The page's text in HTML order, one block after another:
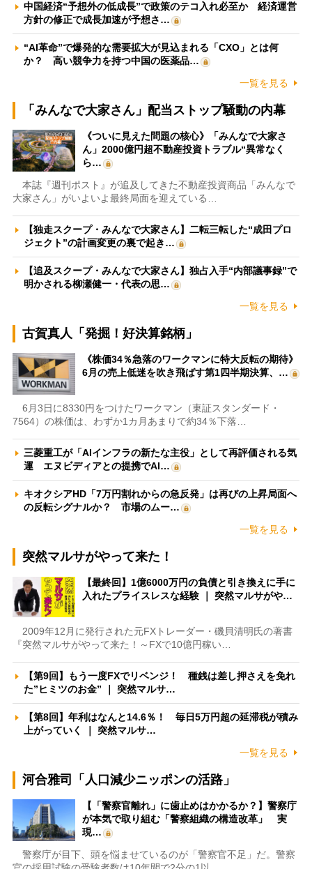
中国経済“予想外の低成長”で政策のテコ入れ必至か 経済運営
方針の修正で成長加速が予想さ…
“AI革命”で爆発的な需要拡大が見込まれる「CXO」とは何
か？ 高い競争力を持つ中国の医薬品…
一覧を見る
「みんなで大家さん」配当ストップ騒動の内幕
《ついに見えた問題の核心》「みんなで大家さ
ん」2000億円超不動産投資トラブル“異常なく
ら…
本誌『週刊ポスト』が追及してきた不動産投資商品「みんなで
大家さん」がいよいよ最終局面を迎えている…
【独走スクープ・みんなで大家さん】二転三転した“成田プロ
ジェクト”の計画変更の裏で起き…
【追及スクープ・みんなで大家さん】独占入手“内部議事録”で
明かされる柳瀬健一・代表の思…
一覧を見る
古賀真人「発掘！好決算銘柄」
《株価34％急落のワークマンに特大反転の期待》
6月の売上低迷を吹き飛ばす第1四半期決算、…
6月3日に8330円をつけたワークマン（東証スタンダード・
7564）の株価は、わずか1カ月あまりで約34％下落…
三菱重工が「AIインフラの新たな主役」として再評価される気
運 エヌビディアとの提携でAI…
キオクシアHD「7万円割れからの急反発」は再びの上昇局面へ
の反転シグナルか？ 市場のムー…
一覧を見る
突然マルサがやって来た！
【最終回】1億6000万円の負債と引き換えに手に
入れたプライスレスな経験 ｜ 突然マルサがや…
2009年12月に発行された元FXトレーダー・磯貝清明氏の著書
『突然マルサがやって来た！～FXで10億円稼い…
【第9回】もう一度FXでリベンジ！ 種銭は差し押さえを免れ
た”ヒミツのお金” ｜ 突然マルサ…
【第8回】年利はなんと14.6％！ 毎日5万円超の延滞税が積み
上がっていく ｜ 突然マルサ…
一覧を見る
河合雅司「人口減少ニッポンの活路」
【「警察官離れ」に歯止めはかかるか？】警察庁
が本気で取り組む「警察組織の構造改革」 実
現…
警察庁が目下、頭を悩ませているのが「警察官不足」だ。警察